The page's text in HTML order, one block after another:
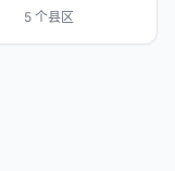
5 个县区